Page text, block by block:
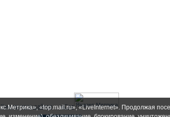
Конструктор сайтов —uCoz
«top.mail.ru», «LiveInternet». Продолжая